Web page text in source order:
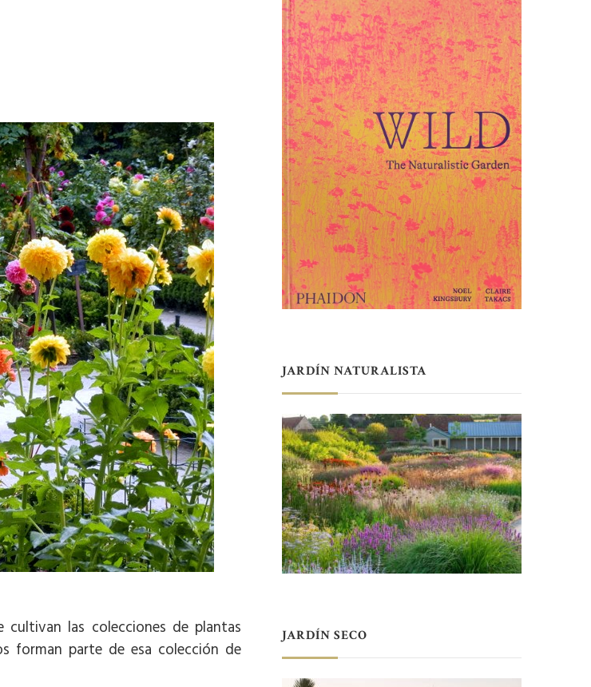
las colecciones de plantas
forman parte de esa colección de
JARDÍN NATURALISTA
JARDÍN SECO